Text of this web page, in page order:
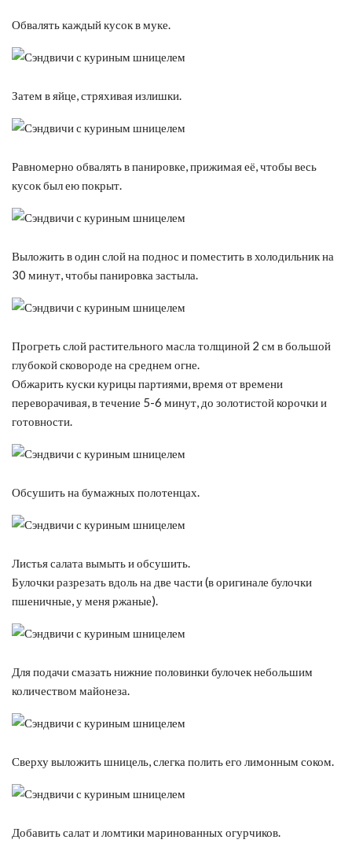
Обвалять каждый кусок в муке.
Затем в яйце, стряхивая излишки.
Равномерно обвалять в панировке, прижимая её, чтобы весь
кусок был ею покрыт.
Выложить в один слой на поднос и поместить в холодильник на
30 минут, чтобы панировка застыла.
Прогреть слой растительного масла толщиной 2 см в большой
глубокой сковороде на среднем огне.
Обжарить куски курицы партиями, время от времени
переворачивая, в течение 5-6 минут, до золотистой корочки и
готовности.
Обсушить на бумажных полотенцах.
Листья салата вымыть и обсушить.
Булочки разрезать вдоль на две части (в оригинале булочки
пшеничные, у меня ржаные).
Для подачи смазать нижние половинки булочек небольшим
количеством майонеза.
Сверху выложить шницель, слегка полить его лимонным соком.
Добавить салат и ломтики маринованных огурчиков.